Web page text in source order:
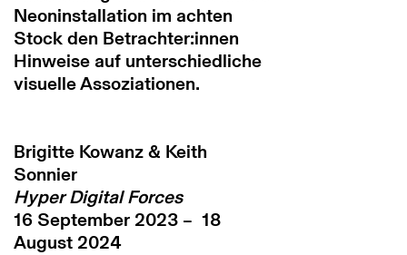
Neoninstallation im achten
Stock den Betrachter:innen
Hinweise auf unterschiedliche
visuelle Assoziationen.
Brigitte Kowanz & Keith
Sonnier
Hyper Digital Forces
16 September 2023 – 18
August 2024